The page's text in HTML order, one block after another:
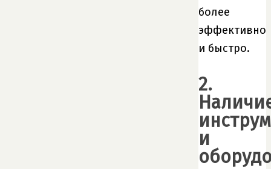
более
эффективно
и быстро.
2.
и